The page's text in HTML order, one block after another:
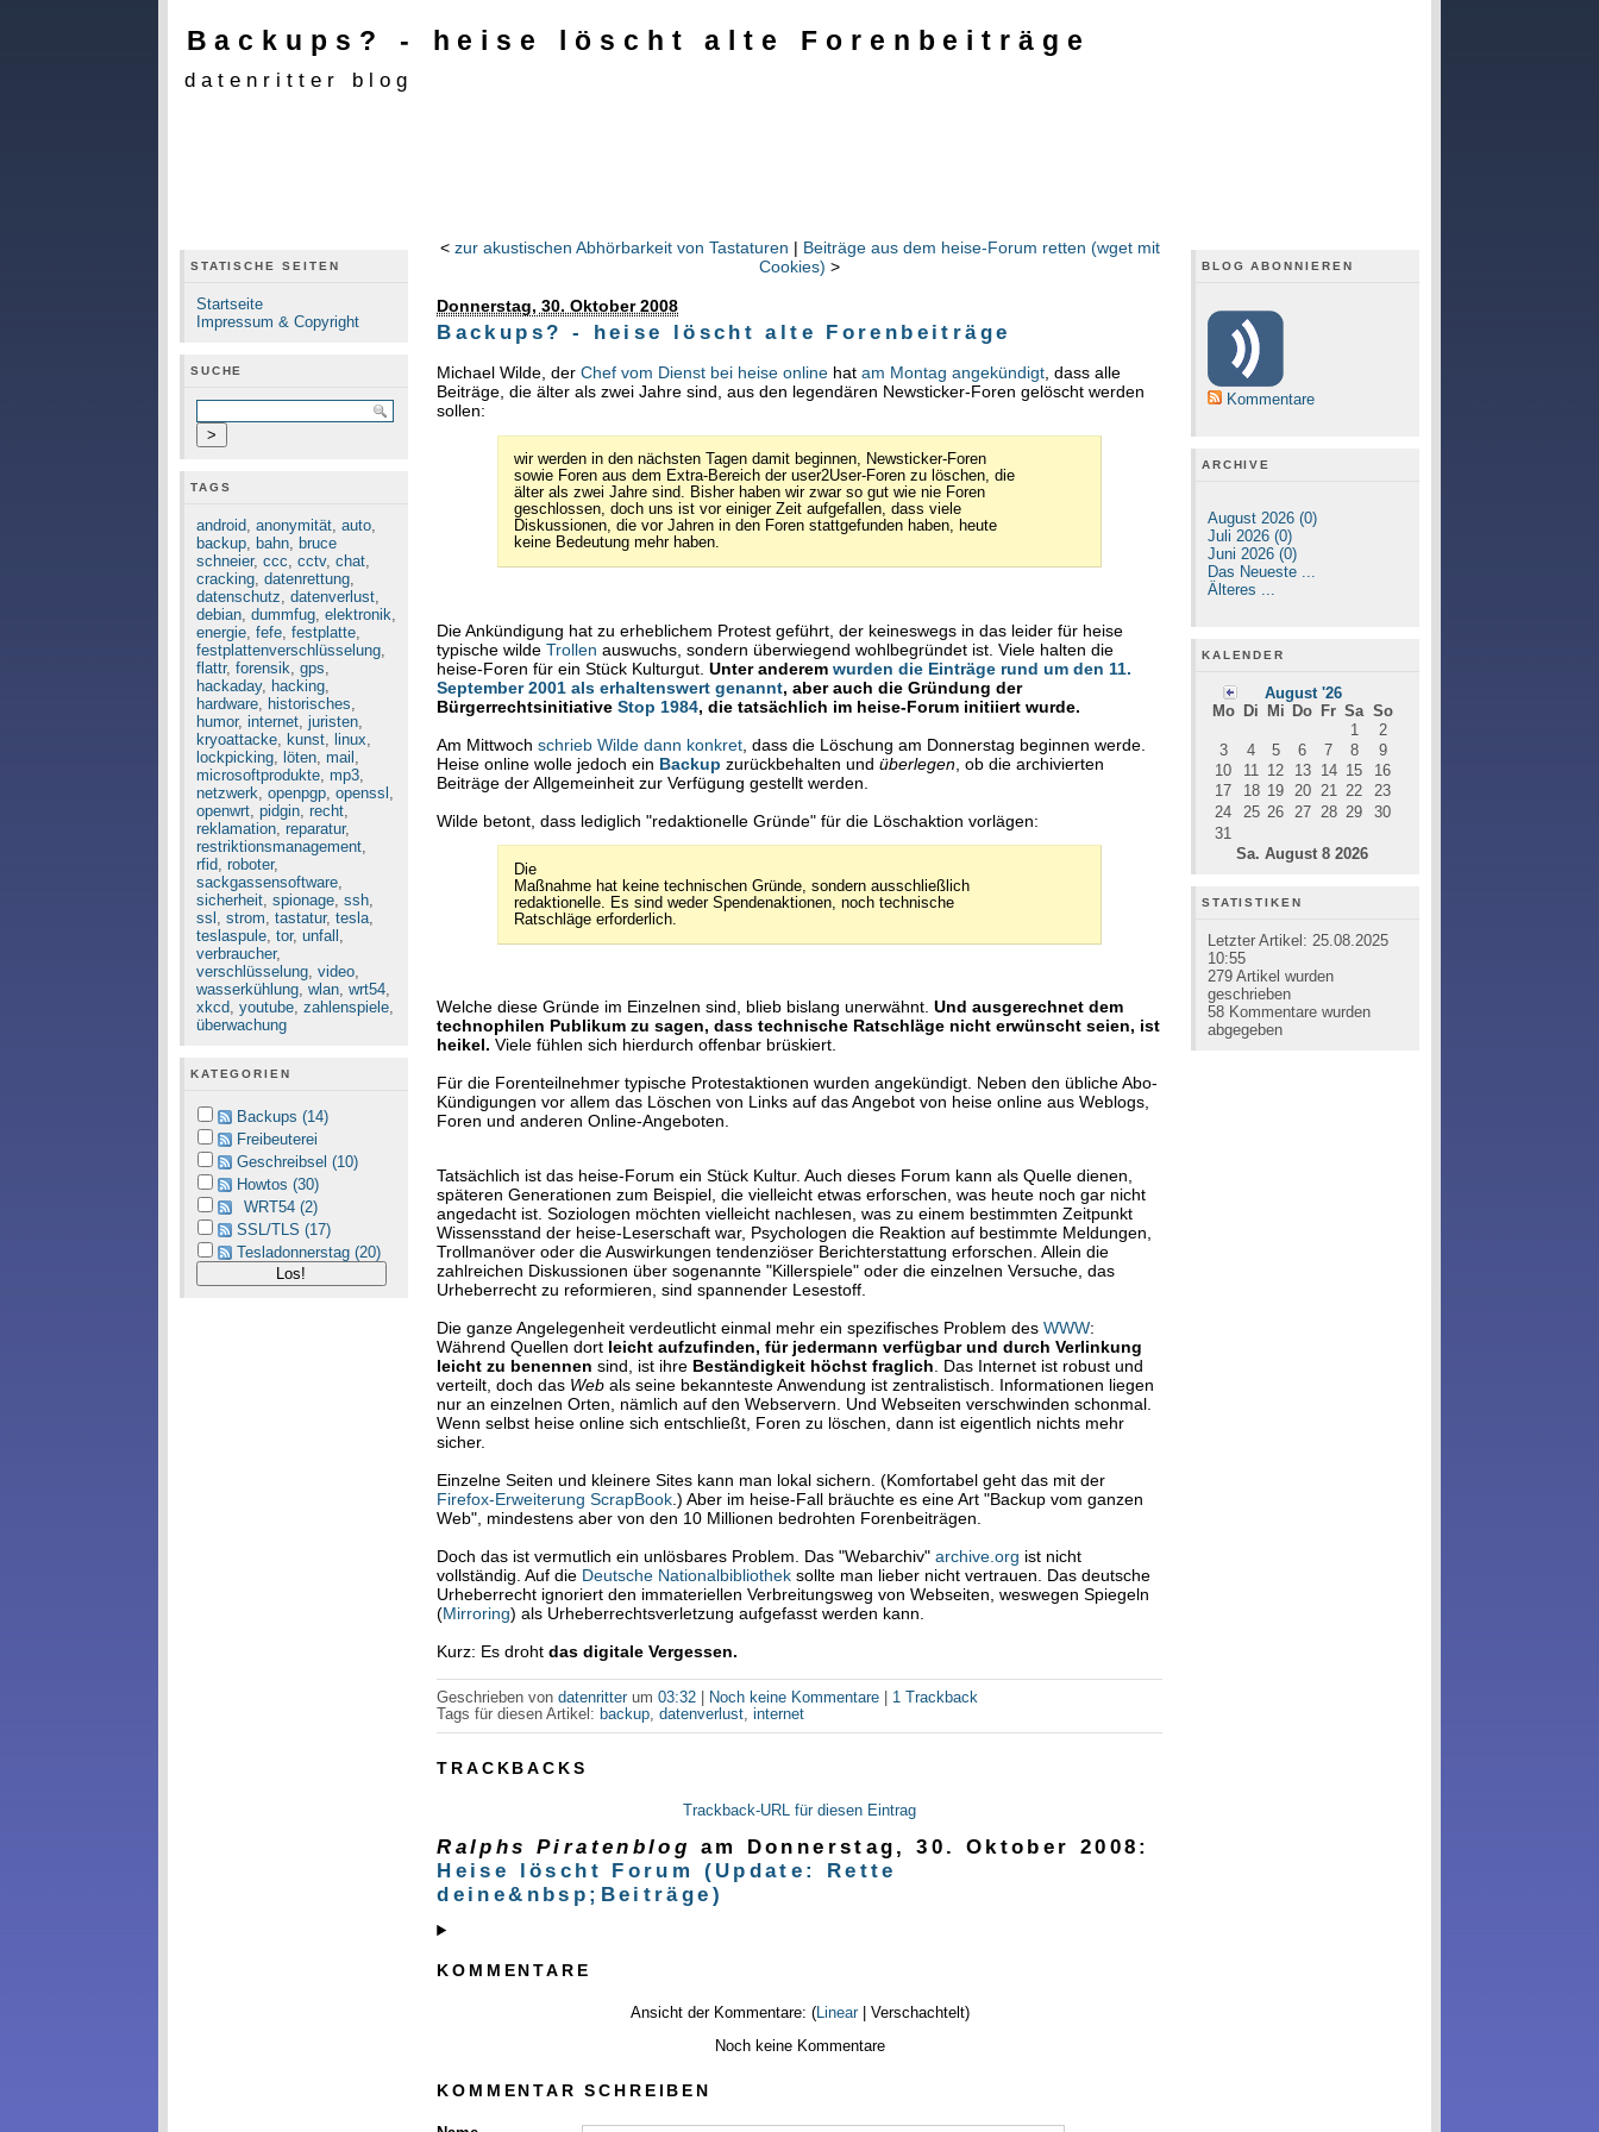
Backups? - heise löscht alte Forenbeiträge
datenritter blog
STATISCHE SEITEN
Startseite
Impressum & Copyright
SUCHE
TAGS
android, anonymität, auto,
backup, bahn, bruce
schneier, ccc, cctv, chat,
cracking, datenrettung,
datenschutz, datenverlust,
debian, dummfug, elektronik,
energie, fefe, festplatte,
festplattenverschlüsselung,
flattr, forensik, gps,
hackaday, hacking,
hardware, historisches,
humor, internet, juristen,
kryoattacke, kunst, linux,
lockpicking, löten, mail ,
microsoftprodukte, mp3,
netzwerk, openpgp, openssl ,
openwrt, pidgin, recht,
reklamation, reparatur,
restriktionsmanagement,
rfid, roboter,
sackgassensoftware,
sicherheit, spionage, ssh,
ssl , strom, tastatur, tesla,
teslaspule, tor, unfall ,
verbraucher,
verschlüsselung, video,
wasserkühlung, wlan, wrt54,
xkcd, youtube, zahlenspiele,
überwachung
KATEGORIEN
Backups (14)
Freibeuterei
Geschreibsel (10)
Howtos (30)
WRT54 (2)
SSL/TLS (17)
Tesladonnerstag (20)
< zur akustischen Abhörbarkeit von Tastaturen | Beiträge aus dem heise-Forum retten (wget mit
Cookies) >
Donnerstag, 30. Oktober 2008
Backups? - heise löscht alte Forenbeiträge
Michael Wilde, derChef vom Dienst bei heise online hatam Montag angekündigt , dass alle
Beiträge, die älter als zwei Jahre sind, aus den legendären Newsticker-Foren gelöscht werden
sollen:
wir werden in den nächsten Tagen damit beginnen, Newsticker-Foren
sowie Foren aus dem Extra-Bereich der user2User-Foren zu löschen, die
älter als zwei Jahre sind. Bisher haben wir zwar so gut wie nie Foren
geschlossen, doch uns ist vor einiger Zeit aufgefallen, dass viele
Diskussionen, die vor Jahren in den Foren stattgefunden haben, heute
keine Bedeutung mehr haben.
Die Ankündigung hat zu erheblichem Protest geführt, der keineswegs in das leider für heise
typische wildeTrollen auswuchs, sondern überwiegend wohlbegründet ist. Viele halten die
heise-Foren für ein Stück Kulturgut.Unter anderemwurden die Einträge rund um den 11.
September 2001 als erhaltenswert genannt, aber auch die Gründung der
BürgerrechtsinitiativeStop 1984, die tatsächlich im heise-Forum initiiert wurde.
Am Mittwochschrieb Wilde dann konkret , dass die Löschung am Donnerstag beginnen werde.
Heise online wolle jedoch ein Backup zurückbehalten undüberlegen , ob die archivierten
Beiträge der Allgemeinheit zur Verfügung gestellt werden.
Wilde betont, dass lediglich "redaktionelle Gründe" für die Löschaktion vorlägen:
Die
Maßnahme hat keine technischen Gründe, sondern ausschließlich
redaktionelle. Es sind weder Spendenaktionen, noch technische
Ratschläge erforderlich.
Welche diese Gründe im Einzelnen sind, blieb bislang unerwähnt.Und ausgerechnet dem
technophilen Publikum zu sagen, dass technische Ratschläge nicht erwünscht seien, ist
heikel. Viele fühlen sich hierdurch offenbar brüskiert.
Für die Forenteilnehmer typische Protestaktionen wurden angekündigt. Neben den übliche Abo-
Kündigungen vor allem das Löschen von Links auf das Angebot von heise online aus Weblogs,
Foren und anderen Online-Angeboten.
Tatsächlich ist das heise-Forum ein Stück Kultur. Auch dieses Forum kann als Quelle dienen,
späteren Generationen zum Beispiel, die vielleicht etwas erforschen, was heute noch gar nicht
angedacht ist. Soziologen möchten vielleicht nachlesen, was zu einem bestimmten Zeitpunkt
Wissensstand der heise-Leserschaft war, Psychologen die Reaktion auf bestimmte Meldungen,
Trollmanöver oder die Auswirkungen tendenziöser Berichterstattung erforschen. Allein die
zahlreichen Diskussionen über sogenannte "Killerspiele" oder die einzelnen Versuche, das
Urheberrecht zu reformieren, sind spannender Lesestoff.
Die ganze Angelegenheit verdeutlicht einmal mehr ein spezifisches Problem desWWW:
Während Quellen dort leicht aufzufinden, für jedermann verfügbar und durch Verlinkung
leicht zu benennen sind, ist ihre Beständigkeit höchst fraglich. Das Internet ist robust und
verteilt, doch das Web als seine bekannteste Anwendung ist zentralistisch. Informationen liegen
nur an einzelnen Orten, nämlich auf den Webservern. Und Webseiten verschwinden schonmal.
Wenn selbst heise online sich entschließt, Foren zu löschen, dann ist eigentlich nichts mehr
sicher.
Einzelne Seiten und kleinere Sites kann man lokal sichern. (Komfortabel geht das mit der
Firefox-Erweiterung ScrapBook.) Aber im heise-Fall bräuchte es eine Art "Backup vom ganzen
Web", mindestens aber von den 10 Millionen bedrohten Forenbeiträgen.
Doch das ist vermutlich ein unlösbares Problem. Das "Webarchiv"archive.org ist nicht
vollständig. Auf die Deutsche Nationalbibliothek sollte man lieber nicht vertrauen. Das deutsche
Urheberrecht ignoriert den immateriellen Verbreitungsweg von Webseiten, weswegen Spiegeln
(Mirroring) als Urheberrechtsverletzung aufgefasst werden kann.
Kurz: Es drohtdas digitale Vergessen.
Geschrieben vondatenritterum03:32 Noch keine Kommentare
1 Trackback
Tags für diesen Artikel: backup ,datenverlust ,internet
TRACKBACKS
Trackback-URL für diesen Eintrag
Ralphs Piratenblog am Donnerstag, 30. Oktober 2008 :
Heise löscht Forum (Update: Rette
deine&nbsp;Beiträge)
KOMMENTARE
Ansicht der Kommentare: (Linear| Verschachtelt)
Noch keine Kommentare
KOMMENTAR SCHREIBEN
BLOG ABONNIEREN
Kommentare
ARCHIVE
August 2026 (0)
Juli 2026 (0)
Juni 2026 (0)
Das Neueste ...
Älteres ...
KALENDER
August '26
Mo
Di Mi Do Fr Sa So
Sa. August 8 2026
1
2
3
4 5 6 7 8
9
10
11 12 13 14 15
16
17
18 19 20 21 22
23
24
25 26 27 28 29
30
31
STATISTIKEN
Letzter Artikel: 25.08.2025
10:55
279Artikel wurden
geschrieben
58Kommentare wurden
abgegeben